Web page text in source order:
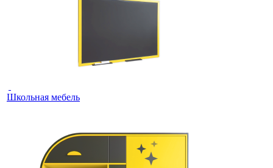
Школьная мебель